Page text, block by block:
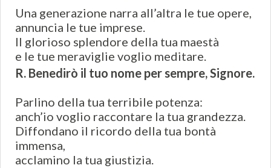
Una generazione narra all’altra le tue opere,
annuncia le tue imprese.
Il glorioso splendore della tua maestà
e le tue meraviglie voglio meditare.
R. Benedirò il tuo nome per sempre, Signore.
Parlino della tua terribile potenza:
anch’io voglio raccontare la tua grandezza.
Diffondano il ricordo della tua bontà
immensa,
acclamino la tua giustizia.